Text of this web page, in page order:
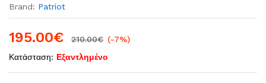
Brand: Patriot
195.00€ 210.00€ (-7%)
Κατάσταση: Εξαντλημένο